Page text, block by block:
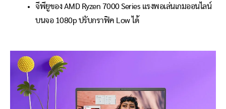
จีพียูของ AMD Ryzen 7000 Series แรงพอเล่นเกมออนไลน์
บนจอ 1080p ปรับกราฟิค Low ได้